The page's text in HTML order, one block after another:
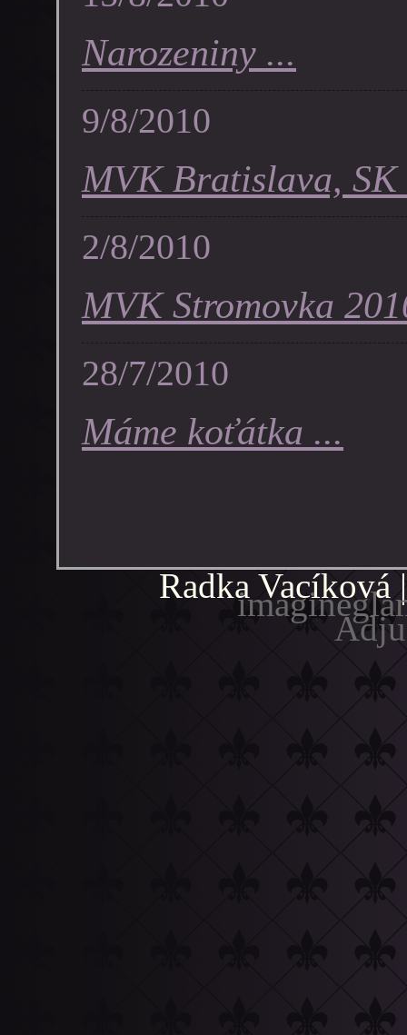
Narozeniny ...
9/8/2010
MVK Bratislava, SK
2/8/2010
MVK Stromovka
28/7/2010
Máme koťátka ...
Radka